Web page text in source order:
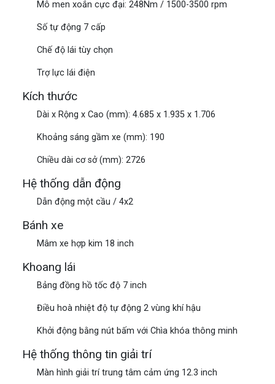
Mô men xoắn cực đại: 248Nm / 1500-3500 rpm
Số tự động 7 cấp
Chế độ lái tùy chọn
Trợ lực lái điện
Kích thước
Dài x Rộng x Cao (mm): 4.685 x 1.935 x 1.706
Khoảng sáng gầm xe (mm): 190
Chiều dài cơ sở (mm): 2726
Hệ thống dẫn động
Dẫn động một cầu / 4x2
Bánh xe
Mâm xe hợp kim 18 inch
Khoang lái
Bảng đồng hồ tốc độ 7 inch
Điều hoà nhiệt độ tự động 2 vùng khí hậu
Khởi động bằng nút bấm với Chìa khóa thông minh
Hệ thống thông tin giải trí
Màn hình giải trí trung tâm cảm ứng 12.3 inch